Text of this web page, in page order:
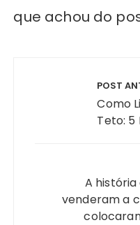
que achou do
POST
Como
Teto: 5
A história
venderam a